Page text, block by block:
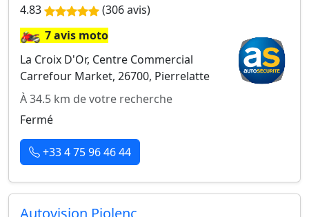
4.83 (306 avis)
🏍️7 avis moto
La Croix D'Or, Centre Commercial
Carrefour Market, 26700, Pierrelatte
À 34.5 km de votre recherche
Fermé
+33 4 75 96 46 44
Autovision Piolenc